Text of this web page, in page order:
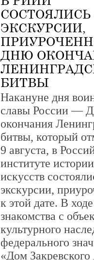
СОСТОЯЛИСЬ
ЭКСКУРСИИ,
ДНЮ
БИТВЫ
Накануне дня
славы России —
окончания
битвы, который
9 августа, в
институте истории
искусств
экскурсии,
к этой дате. В ходе
знакомства с
культурного
федерального
«Дом